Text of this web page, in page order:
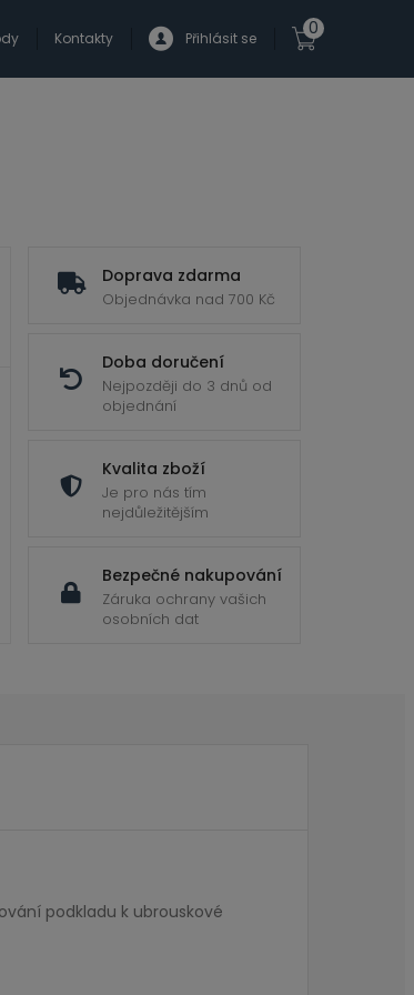
Kontakty Přihlásit se 0
Doprava zdarma
Objednávka nad 700 Kč
Doba doručení
Nejpozději do 3 dnů od
objednání
Kvalita zboží
Je pro nás tím
nejdůležitějším
Bezpečné nakupování
Záruka ochrany vašich
osobních dat
podkladu k ubrouskové